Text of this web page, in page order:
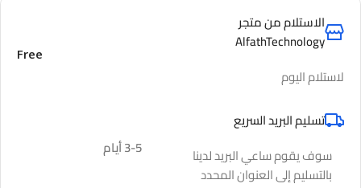
الاستلام من متجر
AlfathTechnology
لاستلام اليوم
Free
تسليم البريد السريع
سوف يقوم ساعي البريد لدينا
بالتسليم إلى العنوان المحدد
3-5 أيام